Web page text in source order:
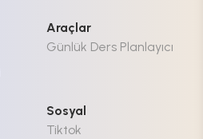
Araçlar
Günlük Ders Planlayıcı
Sosyal
Tiktok